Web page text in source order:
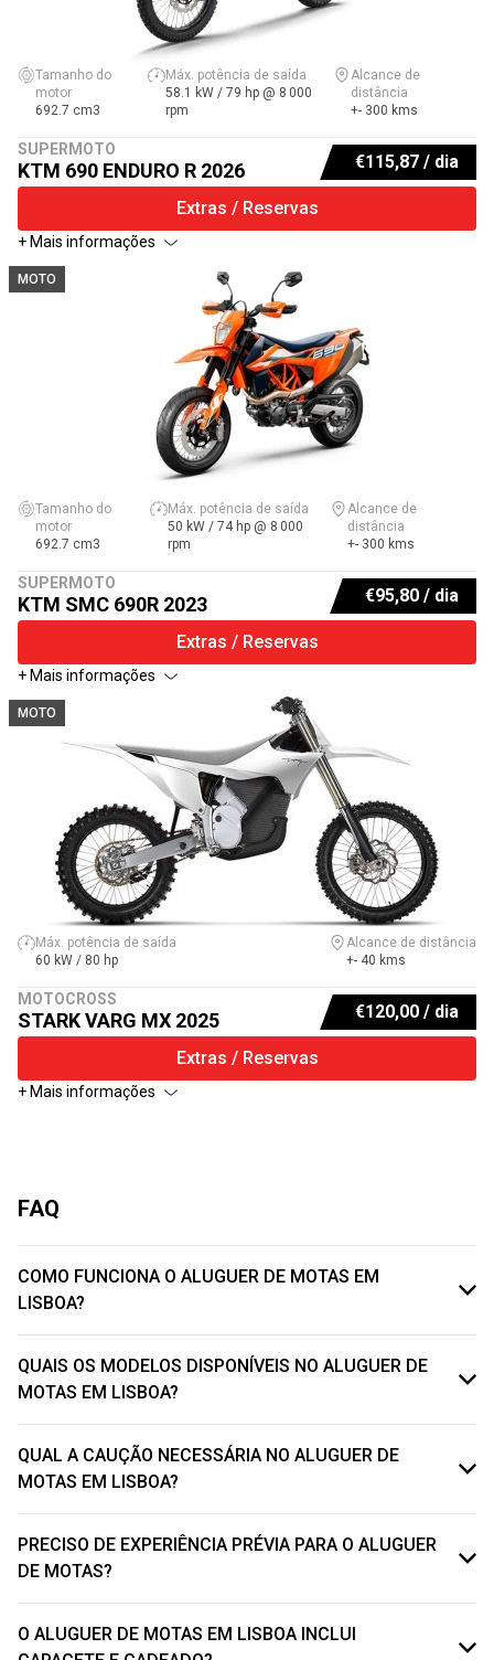
Tamanho do
motor
692.7 cm3
Máx. potência de saída
58.1 kW / 79 hp @ 8 000
rpm
Alcance de
distância
+- 300 kms
SUPERMOTO
KTM 690 ENDURO R 2026 €115,87 / dia
Extras / Reservas
+ Mais informações
Tamanho do
motor
692.7 cm3
Máx. potência de saída
50 kW / 74 hp @ 8 000
rpm
Alcance de
distância
+- 300 kms
SUPERMOTO
KTM SMC 690R 2023 €95,80 / dia
Extras / Reservas
MOTO
+ Mais informações
Máx. potência de saída
60 kW / 80 hp
Alcance de distância
+- 40 kms
MOTOCROSS
STARK VARG MX 2025 €120,00 / dia
Extras / Reservas
MOTO
+ Mais informações
FAQ
COMO FUNCIONA O ALUGUER DE MOTAS EM
LISBOA?
QUAIS OS MODELOS DISPONÍVEIS NO ALUGUER DE
MOTAS EM LISBOA?
QUAL A CAUÇÃO NECESSÁRIA NO ALUGUER DE
MOTAS EM LISBOA?
PRECISO DE EXPERIÊNCIA PRÉVIA PARA O ALUGUER
DE MOTAS?
O ALUGUER DE MOTAS EM LISBOA INCLUI